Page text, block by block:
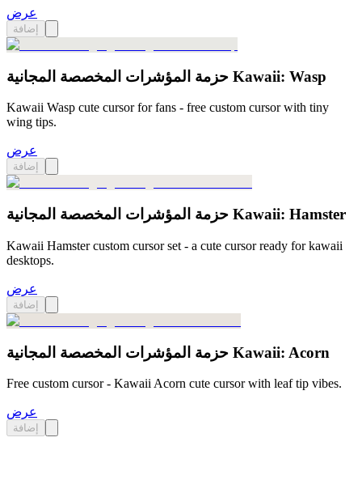
عرض
إضافة
حزمة المؤشرات المخصصة المجانية Kawaii: Wasp
Kawaii Wasp cute cursor for fans - free custom cursor with tiny
wing tips.
عرض
إضافة
حزمة المؤشرات المخصصة المجانية Kawaii: Hamster
Kawaii Hamster custom cursor set - a cute cursor ready for kawaii
desktops.
عرض
إضافة
حزمة المؤشرات المخصصة المجانية Kawaii: Acorn
Free custom cursor - Kawaii Acorn cute cursor with leaf tip vibes.
عرض
إضافة